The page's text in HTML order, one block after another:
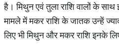
है। मिथुन एवं तुला राशि वालों के
मामले में मकर राशि के जातक उन्हें
लिए भी मिथुन और मकर राशि इनके